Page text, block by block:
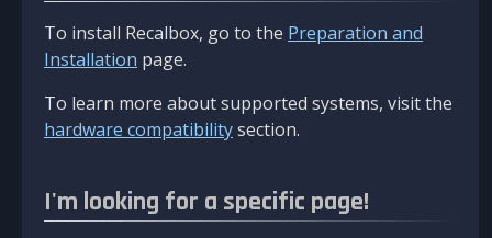
To install Recalbox, go to the Preparation and
Installation page.
To learn more about supported systems, visit the
hardware compatibilitysection.
I'm looking for a specific page!